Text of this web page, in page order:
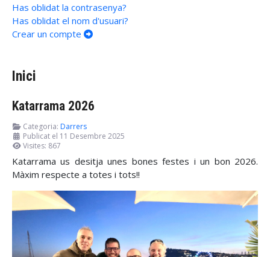
Has oblidat la contrasenya?
Has oblidat el nom d'usuari?
Crear un compte
Inici
Katarrama 2026
Categoria: Darrers
Publicat el 11 Desembre 2025
Visites: 867
Katarrama us desitja unes bones festes i un bon 2026.
Màxim respecte a totes i tots!!